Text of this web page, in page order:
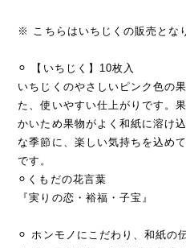
※ こちらはいちじくの販売とな
⚪︎ 【いちじく】10枚入
いちじくのやさしいピンク色の
た、使いやすい仕上がりです。
かいため果物がよく和紙に溶け
な季節に、楽しい気持ちを込め
です。
⚪︎くもだの花言葉
『実りの恋・裕福・子宝』
⚪︎ ホンモノにこだわり、和紙の